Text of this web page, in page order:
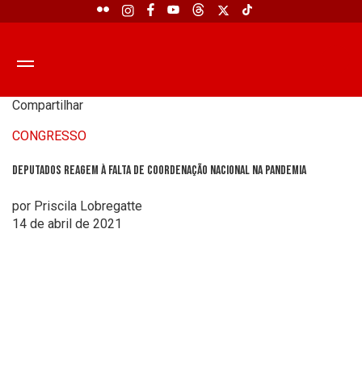
Compartilhar
CONGRESSO
Deputados reagem à falta de coordenação nacional na pandemia
por Priscila Lobregatte
14 de abril de 2021